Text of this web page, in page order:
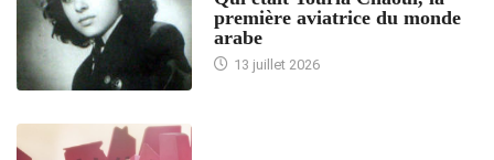
première aviatrice du monde
arabe
13 juillet 2026